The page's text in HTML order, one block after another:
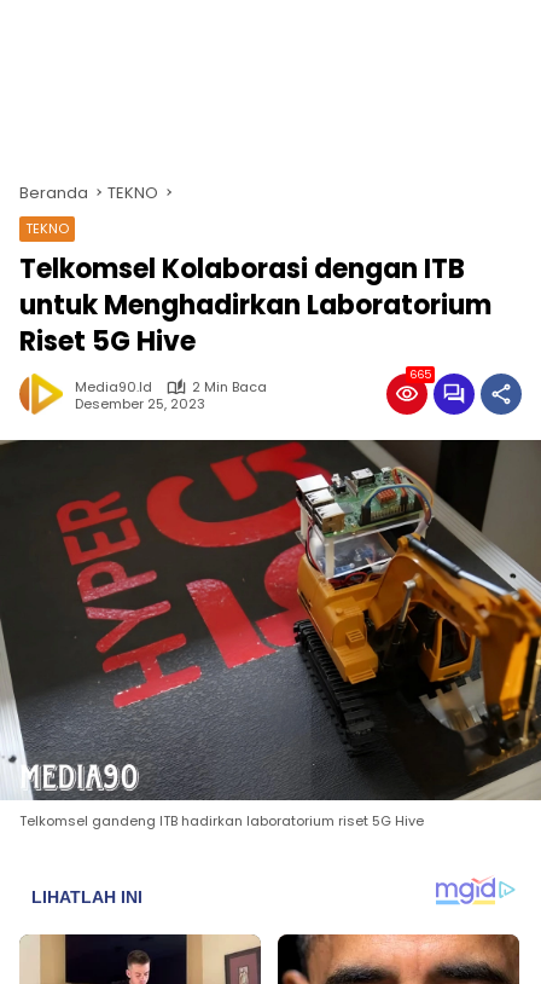
Beranda TEKNO
TEKNO
Telkomsel Kolaborasi dengan ITB
untuk Menghadirkan Laboratorium
Riset 5G Hive
Media90.id
2 Min Baca
Desember 25, 2023
665
Telkomsel gandeng ITB hadirkan laboratorium riset 5G Hive